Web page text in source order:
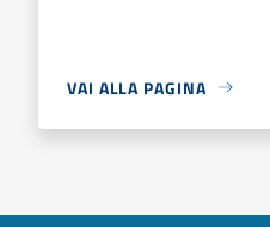
VAI ALLA PAGINA